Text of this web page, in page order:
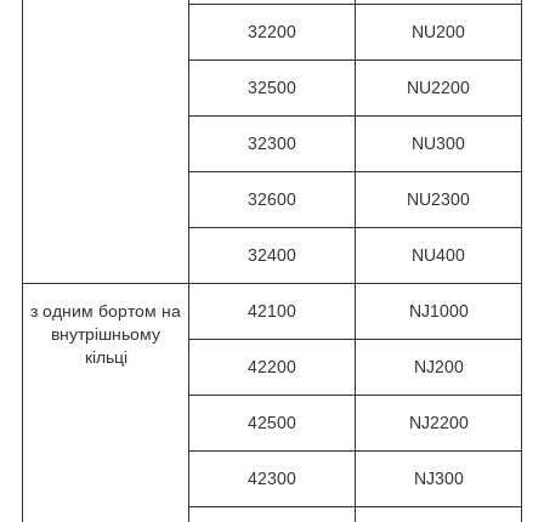
32200 NU200
32500 NU2200
32300 NU300
32600 NU2300
32400 NU400
з одним бортом на
внутрішньому
кільці
42100 NJ1000
42200 NJ200
42500 NJ2200
42300 NJ300